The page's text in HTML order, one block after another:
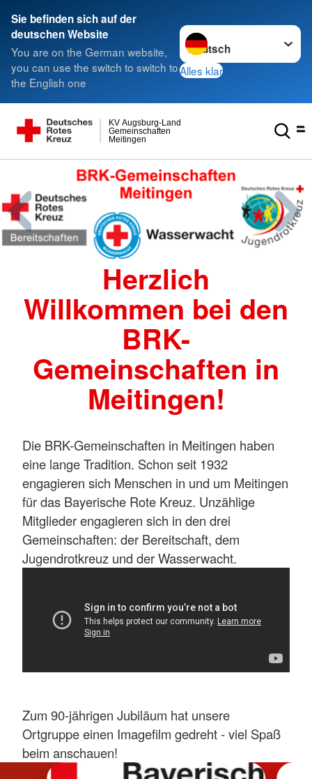
Sie befinden sich auf der
deutschen Website
You are on the German website,
you can use the switch to switch to
the English one
Sprache wechseln zu
Alles klar
Meitingen
Gemeinschaften
KV Augsburg-Land
Herzlich
Willkommen bei den
BRK-
Gemeinschaften in
Meitingen!
Die BRK-Gemeinschaften in Meitingen haben
eine lange Tradition. Schon seit 1932
engagieren sich Menschen in und um Meitingen
für das Bayerische Rote Kreuz. Unzählige
Mitglieder engagieren sich in den drei
Gemeinschaften: der Bereitschaft, dem
Jugendrotkreuz und der Wasserwacht.
Zum 90-jährigen Jubiläum hat unsere
Ortgruppe einen Imagefilm gedreht - viel Spaß
beim anschauen!